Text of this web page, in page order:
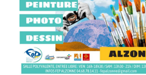
Nom
Prénom
Adresse email*